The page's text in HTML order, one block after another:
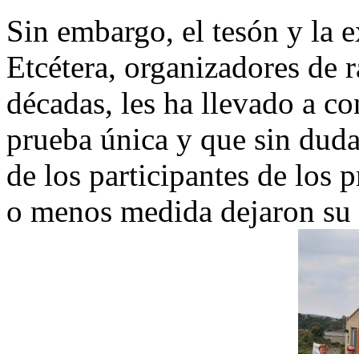
Sin embargo, el tesón y la
Etcétera, organizadores de
décadas, les ha llevado a
prueba única y que sin
de los participantes de los
o menos medida dejaron